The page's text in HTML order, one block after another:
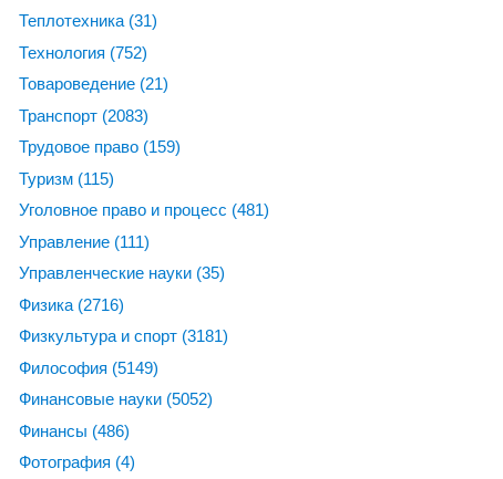
Теплотехника (31)
Технология (752)
Товароведение (21)
Транспорт (2083)
Трудовое право (159)
Туризм (115)
Уголовное право и процесс (481)
Управление (111)
Управленческие науки (35)
Физика (2716)
Физкультура и спорт (3181)
Философия (5149)
Финансовые науки (5052)
Финансы (486)
Фотография (4)